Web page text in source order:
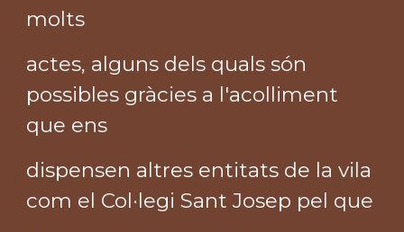
molts
actes, alguns dels quals són
possibles gràcies a l'acolliment
que ens
dispensen altres entitats de la vila
com el Col·legi Sant Josep pel que